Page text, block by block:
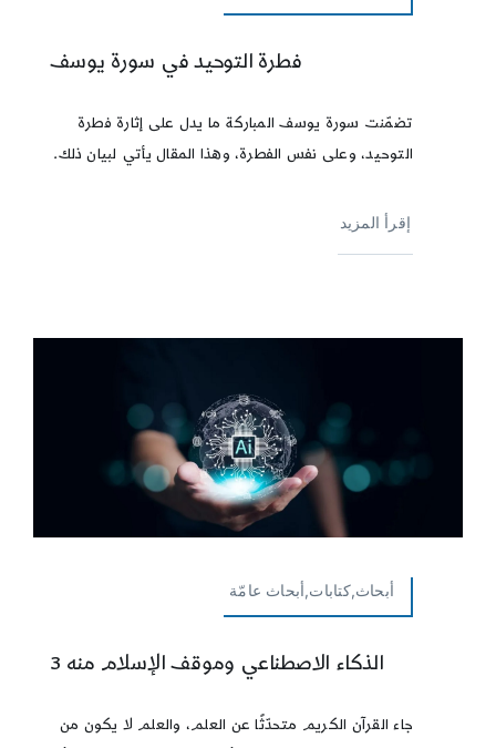
فطرة التوحيد في سورة يوسف
تضمّنت سورة يوسف المباركة ما يدل على إثارة فطرة
التوحيد، وعلى نفس الفطرة، وهذا المقال يأتي لبيان ذلك.
إقرأ المزيد
أبحاث,كتابات,أبحاث عامّة
الذكاء الاصطناعي وموقف الإسلام منه 3
جاء القرآن الكريم متحدّثًا عن العلم، والعلم لا يكون من